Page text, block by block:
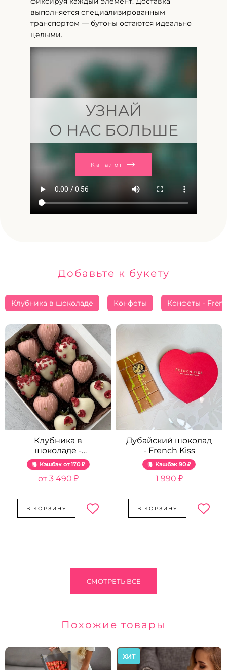
выполняется специализированным
транспортом — бутоны остаются идеально
целыми.
УЗНАЙ
О НАС БОЛЬШЕ
Каталог
Добавьте к букету
Клубника в шоколаде Конфеты Конфеты -
Клубника в
шоколаде -
Розовый жемчуг
Кэшбэк 170 ₽
3 490 ₽
В КОРЗИНУ
Дубайский шоколад
- French Kiss
Кэшбэк 90 ₽
1 990 ₽
В КОРЗИНУ
СМОТРЕТЬ ВСЕ
Похожие товары
ХИТ